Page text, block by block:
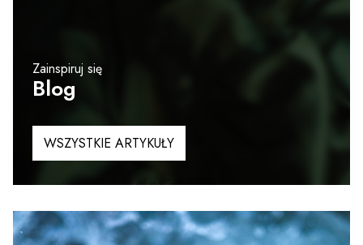
Zainspiruj się
Blog
WSZYSTKIE ARTYKUŁY